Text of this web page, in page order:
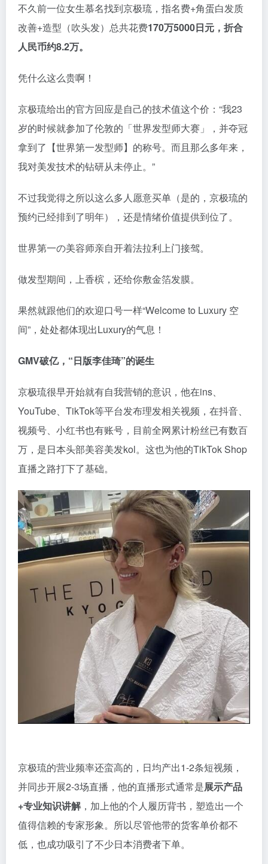
不久前一位女生慕名找到京极琉，指名费+角蛋白发质
改善+造型（吹头发）总共花费170万5000日元，折合
人民币约8.2万。
凭什么这么贵啊！
京极琉给出的官方回应是自己的技术值这个价：“我23
岁的时候就参加了伦敦的「世界发型师大赛」，并夺冠
拿到了【世界第一发型师】的称号。而且那么多年来，
我对美发技术的钻研从未停止。”
不过我觉得之所以这么多人愿意买单（是的，京极琉的
预约已经排到了明年），还是情绪价值提供到位了。
世界第一の美容师亲自开着法拉利上门接驾。
做发型期间，上香槟，还给你敷金箔发膜。
果然就跟他们的欢迎口号一样“Welcome to Luxury 空
间”，处处都体现出Luxury的气息！
GMV破亿， “日版李佳琦”的诞生
京极琉很早开始就有自我营销的意识，他在ins、
YouTube、TikTok等平台发布理发相关视频，在抖音、
视频号、小红书也有账号，目前全网累计粉丝已有数百
万，是日本头部美容美发kol。这也为他的TikTok Shop
直播之路打下了基础。
京极琉的营业频率还蛮高的，日均产出1-2条短视频，
并同步开展2-3场直播，他的直播形式通常是展示产品
+专业知识讲解，加上他的个人履历背书，塑造出一个
值得信赖的专家形象。所以尽管他带的货客单价都不
低，也成功吸引了不少日本消费者下单。